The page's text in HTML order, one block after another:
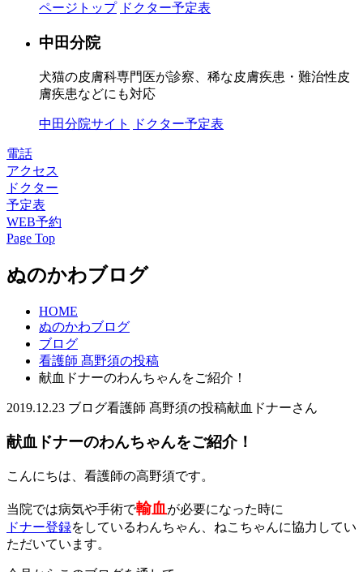
ページトップ ドクター予定表
中田分院
犬猫の皮膚科専門医が診察、稀な皮膚疾患・難治性皮
膚疾患などにも対応
中田分院サイト ドクター予定表
電話
アクセス
ドクター
予定表
WEB予約
Page Top
ぬのかわブログ
HOME
ぬのかわブログ
ブログ
看護師 髙野須の投稿
献血ドナーのわんちゃんをご紹介！
2019.12.23 ブログ看護師 髙野須の投稿献血ドナーさん
献血ドナーのわんちゃんをご紹介！
こんにちは、看護師の高野須です。
当院では病気や手術で輸血 が必要になった時に
ドナー登録をしているわんちゃん、ねこちゃんに協力してい
ただいています。